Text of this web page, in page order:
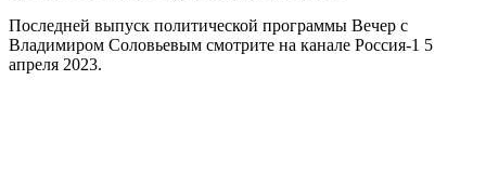
Последней выпуск политической программы Вечер с
Владимиром Соловьевым смотрите на канале Россия-1 5
апреля 2023.